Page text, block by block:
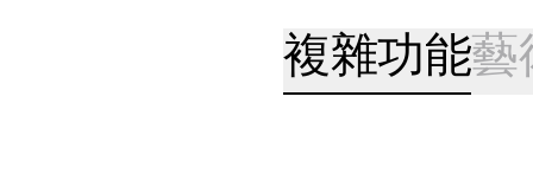
複雜功能